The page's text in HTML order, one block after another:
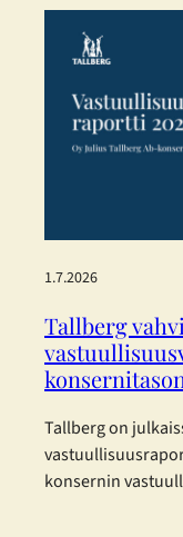
Synsamin
palvelun
Enemmän tilaa,
parempaa
Uudistetut tilat,
1.7.2026
Tallberg
Tallberg on
konsernin